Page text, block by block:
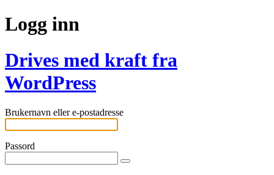
Logg inn
Drives med kraft fra
WordPress
Brukernavn eller e-postadresse
Passord